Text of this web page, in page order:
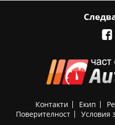
Контакти Екип
Поверителност
Условия